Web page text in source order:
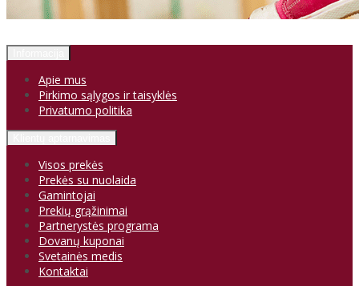
Apie mus
Pirkimo sąlygos ir taisyklės
Privatumo politika
Visos prekės
Prekės su nuolaida
Gamintojai
Prekių grąžinimai
Partnerystės programa
Dovanų kuponai
Svetainės medis
Kontaktai